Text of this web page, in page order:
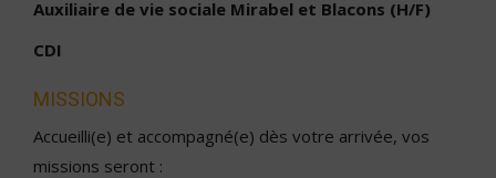
Auxiliaire de vie sociale Mirabel et Blacons (H/F)
CDI
MISSIONS
Accueilli(e) et accompagné(e) dès votre arrivée, vos
missions seront :